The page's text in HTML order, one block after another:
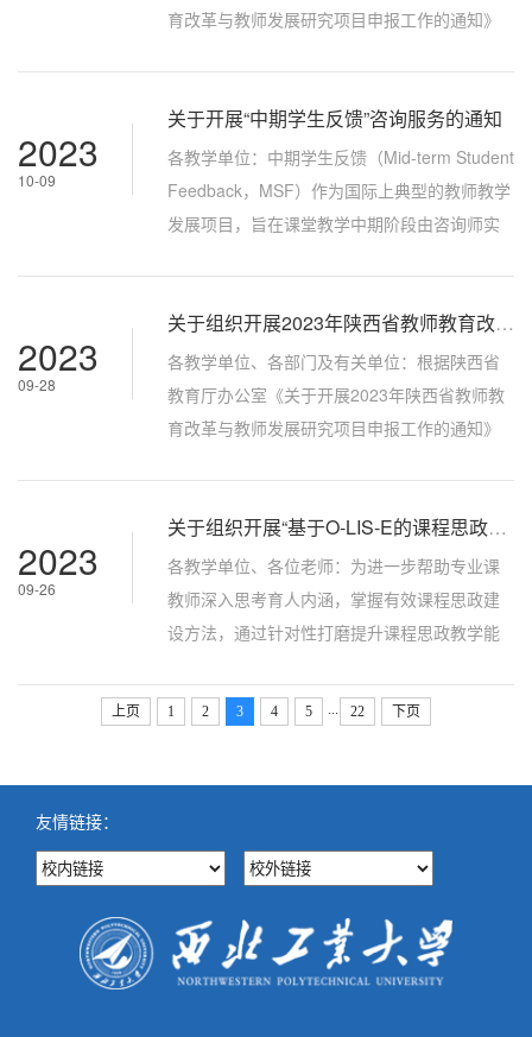
发展，提升教师教育质量为根本目标。具体参
育改革与教师发展研究项目申报工作的通知》
目申报陕西省教师教育改革与教师发展研究项
目。现将名单予以公示，公示期为即日起五个
工作日。公示期间，如有异议，请以书面形式
向教学研究与教师发展中心反映。联系人：吴
2023
10-09
关于开展“中期学生反馈”咨询服务的通知
各教学单位：中期学生反馈（Mid-term Student
Feedback，MSF）作为国际上典型的教师教学
发展项目，旨在课堂教学中期阶段由咨询师实
为提升教师教学能力，促进教师教学发展，提
高人才培养质量，发挥教学咨询对教学的观测
反馈作用，现开展2023-2024学年秋季学期“中
期学生反馈”咨询服务，自即日起接受申请，具
2023
09-28
关于组织开展2023年陕西省教师教育改革与教师发展研究项目校内申报工作的通知
各教学单位、各部门及有关单位：根据陕西省
教育厅办公室《关于开展2023年陕西省教师教
育改革与教师发展研究项目申报工作的通知》
展研究项目（以下简称“教师项目”）申报工作。
现就我校申报事项通知如下：一、立项类别和
范围（一）立项类别1. 重点项目。立足前瞻性
和先进性，着眼国家教师教育和教师专业发展
2023
09-26
关于组织开展“基于O-LIS-E的课程思政高阶工作坊”的通知
各教学单位、各位老师：为进一步帮助专业课
教师深入思考育人内涵，掌握有效课程思政建
设方法，通过针对性打磨提升课程思政教学能
日-23日举办“基于O-LIS-E的课程思政高阶工作
坊”，现将相关事项通知如下：一、课程背景O-
计模型是在大量的课程思政建设实际案...
上页 1 2 3 4 5 ... 22 下页
友情链接：